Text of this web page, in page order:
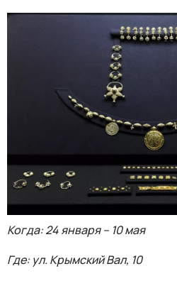
Когда: 24 января – 10 мая
Где: ул. Крымский Вал, 10